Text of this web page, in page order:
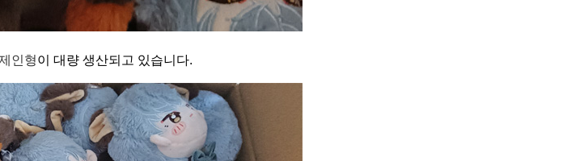
인형이 대량 생산되고 있습니다.